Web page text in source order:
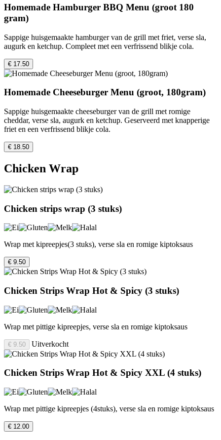
Homemade Hamburger BBQ Menu (groot 180
gram)
Sappige huisgemaakte hamburger van de grill met friet, verse sla,
augurk en ketchup. Compleet met een verfrissend blikje cola.
€ 17.50
Homemade Cheeseburger Menu (groot, 180gram)
Sappige huisgemaakte cheeseburger van de grill met romige
cheddar, verse sla, augurk en ketchup. Geserveerd met knapperige
friet en een verfrissend blikje cola.
€ 18.50
Chicken Wrap
Chicken strips wrap (3 stuks)
Wrap met kipreepjes(3 stuks), verse sla en romige kiptoksaus
€ 9.50
Chicken Strips Wrap Hot & Spicy (3 stuks)
Wrap met pittige kipreepjes, verse sla en romige kiptoksaus
€ 9.50 Uitverkocht
Chicken Strips Wrap Hot & Spicy XXL (4 stuks)
Wrap met pittige kipreepjes (4stuks), verse sla en romige kiptoksaus
€ 12.00